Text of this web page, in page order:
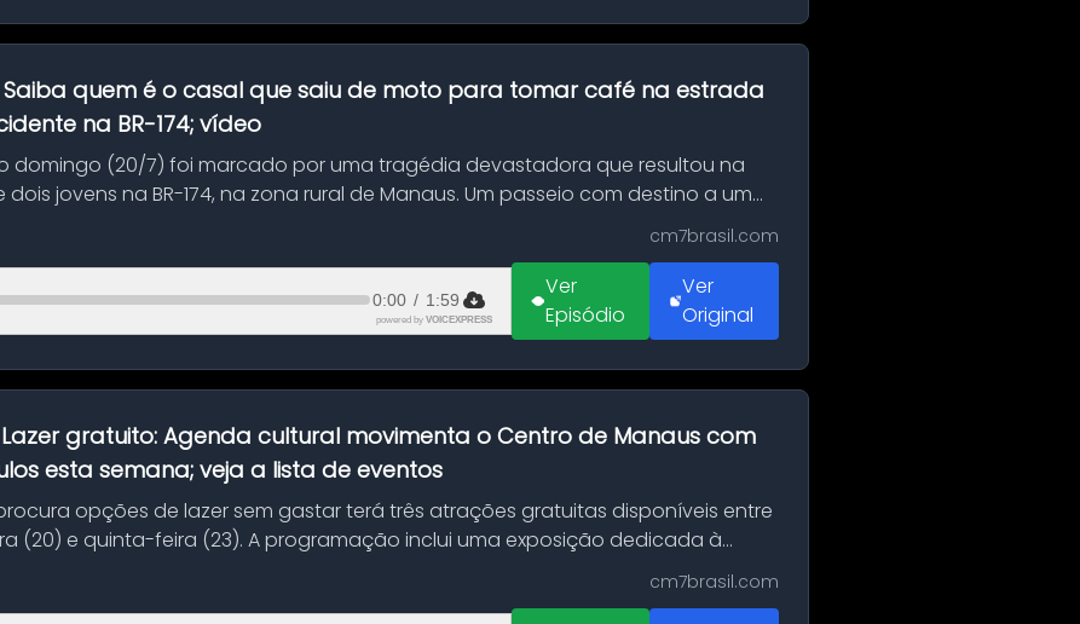
Saiba quem é o casal que saiu de moto para tomar café na estrada
na BR-174; vídeo
domingo (20/7) foi marcado por uma tragédia devastadora que resultou na
jovens na BR-174, na zona rural de Manaus. Um passeio com destino a um
cm7brasil.com
0:00 / 1:59
powered by VOICEXPRESS
Ver
Episódio
Ver
Original
Lazer gratuito: Agenda cultural movimenta o Centro de Manaus com
esta semana; veja a lista de eventos
opções de lazer sem gastar terá três atrações gratuitas disponíveis entre
(20) e quinta-feira (23). A programação inclui uma exposição dedicada à
cm7brasil.com